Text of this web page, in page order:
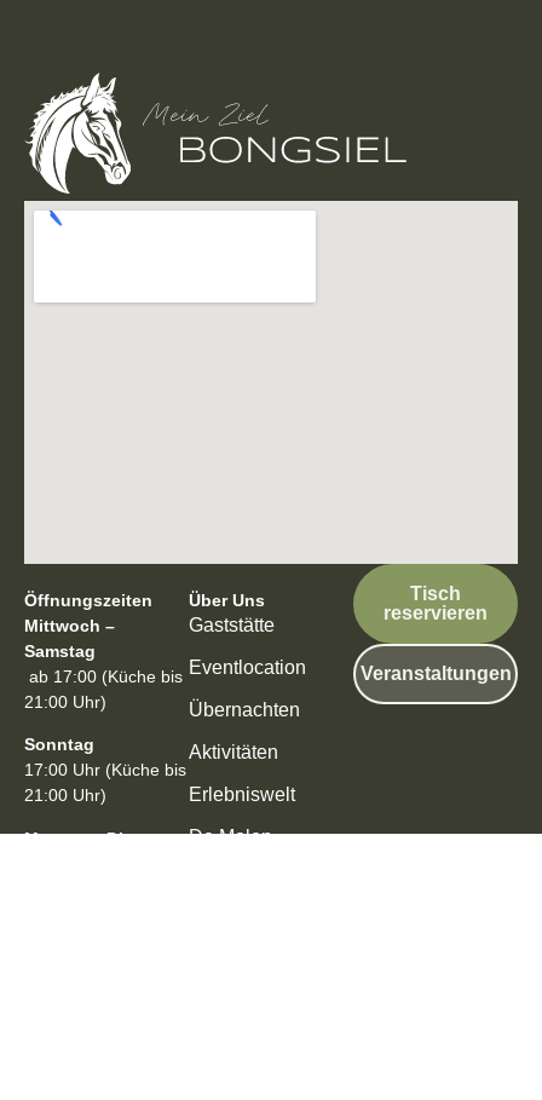
Öffnungszeiten
Mittwoch –
Samstag
ab 17:00 (Küche bis
21:00 Uhr)
Sonntag
17:00 Uhr (Küche bis
21:00 Uhr)
Montag – Dienstag
Über Uns
Gaststätte
Eventlocation
Übernachten
Aktivitäten
Erlebniswelt
De Molen
Tisch
reservieren
Veranstaltungen